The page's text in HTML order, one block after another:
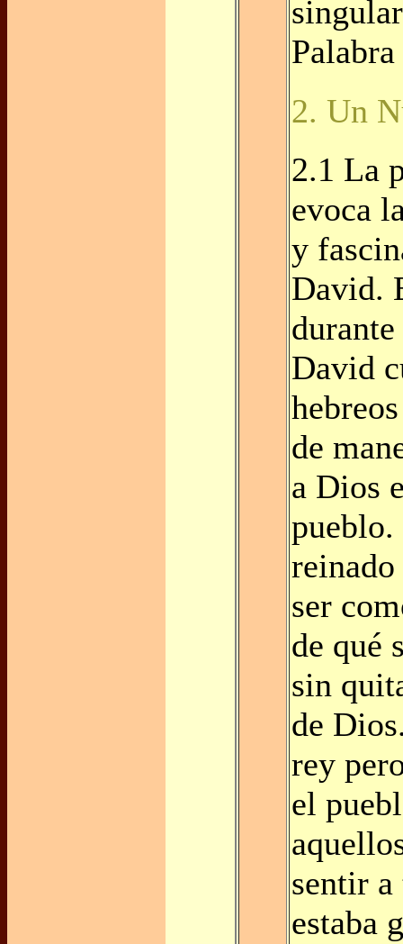
2. Un
2.1 La
evoca
y
David.
David
de
a Dios
ser
de qué
sin
de
rey
el
sentir a
estaba